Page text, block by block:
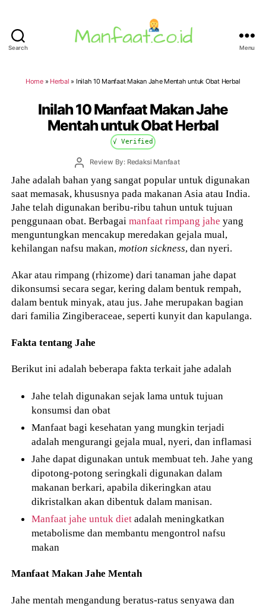
Search Menu
Home» Herbal » Inilah 10 Manfaat Makan Jahe Mentah untuk Obat Herbal
Inilah 10 Manfaat Makan Jahe
Mentah untuk Obat Herbal
√ Verified
PostReview By: Redaksi Manfaat
Jahe adalah bahan yang sangat popular untuk digunakan
saat memasak, khususnya pada makanan Asia atau India.
Jahe telah digunakan beribu-ribu tahun untuk tujuan
penggunaan obat. Berbagaimanfaat rimpang jahe yang
menguntungkan mencakup meredakan gejala mual,
kehilangan nafsu makan,motion sickness, dan nyeri.
Akar atau rimpang (rhizome) dari tanaman jahe dapat
dikonsumsi secara segar, kering dalam bentuk rempah,
dalam bentuk minyak, atau jus. Jahe merupakan bagian
dari familia Zingiberaceae, seperti kunyit dan kapulanga.
Fakta tentang Jahe
Berikut ini adalah beberapa fakta terkait jahe adalah
Jahe telah digunakan sejak lama untuk tujuan
konsumsi dan obat
Manfaat bagi kesehatan yang mungkin terjadi
adalah mengurangi gejala mual, nyeri, dan inflamasi
Jahe dapat digunakan untuk membuat teh. Jahe yang
dipotong-potong seringkali digunakan dalam
makanan berkari, apabila dikeringkan atau
dikristalkan akan dibentuk dalam manisan.
Manfaat jahe untuk diet adalah meningkatkan
metabolisme dan membantu mengontrol nafsu
makan
Manfaat Makan Jahe Mentah
Jahe mentah mengandung beratus-ratus senyawa dan